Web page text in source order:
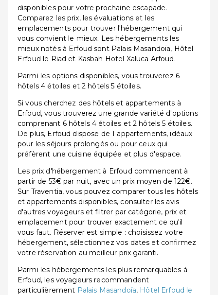
disponibles pour votre prochaine escapade.
Comparez les prix, les évaluations et les
emplacements pour trouver l'hébergement qui
vous convient le mieux. Les hébergements les
mieux notés à Erfoud sont Palais Masandoïa, Hôtel
Erfoud le Riad et Kasbah Hotel Xaluca Arfoud.
Parmi les options disponibles, vous trouverez 6
hôtels 4 étoiles et 2 hôtels 5 étoiles.
Si vous cherchez des hôtels et appartements à
Erfoud, vous trouverez une grande variété d'options
comprenant 6 hôtels 4 étoiles et 2 hôtels 5 étoiles.
De plus, Erfoud dispose de 1 appartements, idéaux
pour les séjours prolongés ou pour ceux qui
préfèrent une cuisine équipée et plus d'espace.
Les prix d'hébergement à Erfoud commencent à
partir de 53€ par nuit, avec un prix moyen de 122€.
Sur Traventia, vous pouvez comparer tous les hôtels
et appartements disponibles, consulter les avis
d'autres voyageurs et filtrer par catégorie, prix et
emplacement pour trouver exactement ce qu'il
vous faut. Réserver est simple : choisissez votre
hébergement, sélectionnez vos dates et confirmez
votre réservation au meilleur prix garanti.
Parmi les hébergements les plus remarquables à
Erfoud, les voyageurs recommandent
particulièrement Palais Masandoïa, Hôtel Erfoud le